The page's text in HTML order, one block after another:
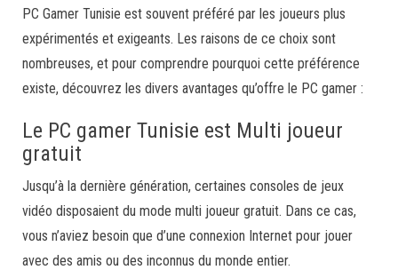
PC Gamer Tunisie est souvent préféré par les joueurs plus
expérimentés et exigeants. Les raisons de ce choix sont
nombreuses, et pour comprendre pourquoi cette préférence
existe, découvrez les divers avantages qu’offre le PC gamer :
Le PC gamer Tunisie est Multi joueur
gratuit
Jusqu’à la dernière génération, certaines consoles de jeux
vidéo disposaient du mode multi joueur gratuit. Dans ce cas,
vous n’aviez besoin que d’une connexion Internet pour jouer
avec des amis ou des inconnus du monde entier.